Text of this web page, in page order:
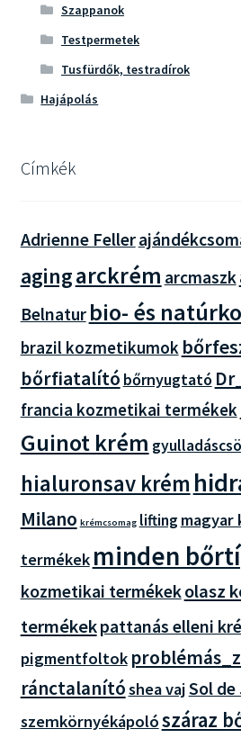
Szappanok
Testpermetek
Tusfürdők, testradírok
Hajápolás
Címkék
Adrienne Feller
agingarckrém arcmaszk
Belnatur bio- és
brazil kozmetikumok
bőrfiatalító bőrnyugtató
francia kozmetikai termékek
Guinot krém
hialuronsav krém
Milano krémcsomag lifting magyar
termékek minden
kozmetikai termékekolasz
termékekpattanás elleni
pigmentfoltok
ránctalanítóshea vajSol
szemkörnyékápolószáraz